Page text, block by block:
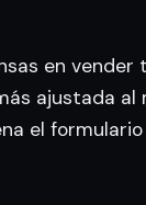
en vender
ajustada al
el